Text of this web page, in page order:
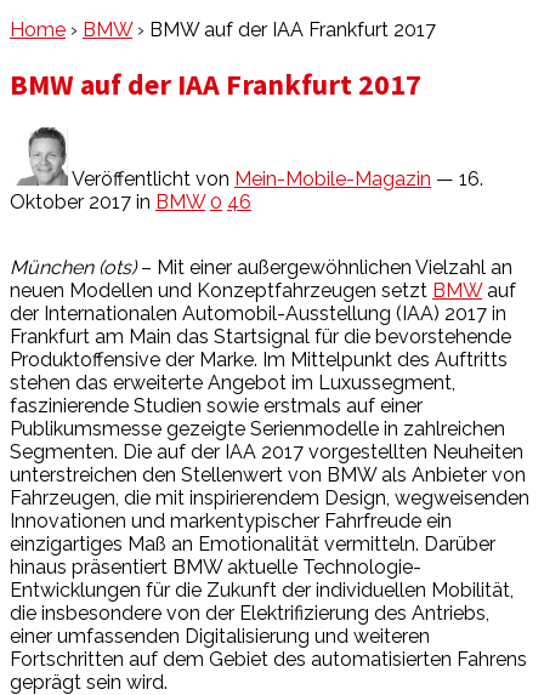
Home › BMW › BMW auf der IAA Frankfurt 2017
BMW auf der IAA Frankfurt 2017
Veröffentlicht von Mein-Mobile-Magazin — 16.
Oktober 2017 in BMW 0 46
München (ots)– Mit einer außergewöhnlichen Vielzahl an
neuen Modellen und Konzeptfahrzeugen setzt BMWauf
der Internationalen Automobil-Ausstellung (IAA) 2017 in
Frankfurt am Main das Startsignal für die bevorstehende
Produktoffensive der Marke. Im Mittelpunkt des Auftritts
stehen das erweiterte Angebot im Luxussegment,
faszinierende Studien sowie erstmals auf einer
Publikumsmesse gezeigte Serienmodelle in zahlreichen
Segmenten. Die auf der IAA 2017 vorgestellten Neuheiten
unterstreichen den Stellenwert von BMW als Anbieter von
Fahrzeugen, die mit inspirierendem Design, wegweisenden
Innovationen und markentypischer Fahrfreude ein
einzigartiges Maß an Emotionalität vermitteln. Darüber
hinaus präsentiert BMW aktuelle Technologie-
Entwicklungen für die Zukunft der individuellen Mobilität,
die insbesondere von der Elektrifizierung des Antriebs,
einer umfassenden Digitalisierung und weiteren
Fortschritten auf dem Gebiet des automatisierten Fahrens
geprägt sein wird.